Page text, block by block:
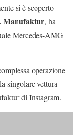
si è scoperto
Manufaktur, ha
Mercedes-AMG
operazione
singolare vettura
di Instagram.